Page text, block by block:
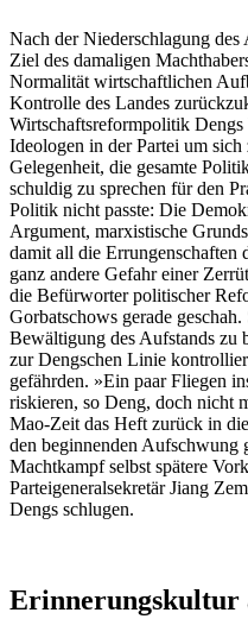
Nach der Niederschlagung
Ziel des damaligen
Normalität wirtschaftlichen
Kontrolle des Landes
Wirtschaftsreformpolitik
Ideologen in der Partei um sich
Gelegenheit, die gesamte
schuldig zu sprechen für den
Politik nicht passte: Die
Argument, marxistische
damit all die Errungenschaften
ganz andere Gefahr einer
die Befürworter politischer
Gorbatschows gerade
Bewältigung des Aufstands zu
zur Dengschen Linie
gefährden. »Ein paar Fliegen
riskieren, so Deng, doch nicht
Mao-Zeit das Heft zurück in
den beginnenden Aufschwung
Machtkampf selbst spätere
Parteigeneralsekretär Jiang
Dengs schlugen.
Erinnerungskultur